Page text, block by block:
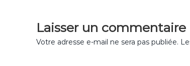
v
i
Laisser un commentaire
Votre adresse e-mail ne sera pas publiée.